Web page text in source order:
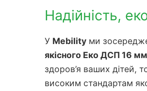
Надійність,
У Mebility ми
якісного Еко ДСП 16 мм
здоров’я ваших дітей,
високим стандартам